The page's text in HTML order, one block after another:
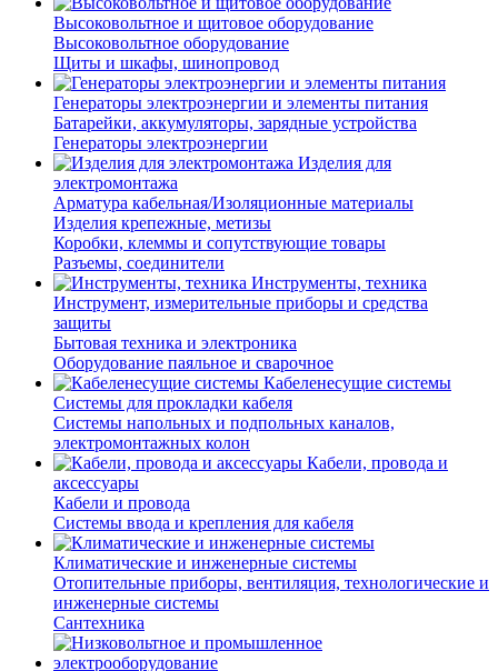
Высоковольтное и щитовое оборудование
Высоковольтное оборудование
Щиты и шкафы, шинопровод
Генераторы электроэнергии и элементы питания
Батарейки, аккумуляторы, зарядные устройства
Генераторы электроэнергии
Изделия для
электромонтажа
Арматура кабельная/Изоляционные материалы
Изделия крепежные, метизы
Коробки, клеммы и сопутствующие товары
Разъемы, соединители
Инструменты, техника
Инструмент, измерительные приборы и средства
защиты
Бытовая техника и электроника
Оборудование паяльное и сварочное
Кабеленесущие системы
Системы для прокладки кабеля
Системы напольных и подпольных каналов,
электромонтажных колон
Кабели, провода и
аксессуары
Кабели и провода
Системы ввода и крепления для кабеля
Климатические и инженерные системы
Отопительные приборы, вентиляция, технологические и
инженерные системы
Сантехника